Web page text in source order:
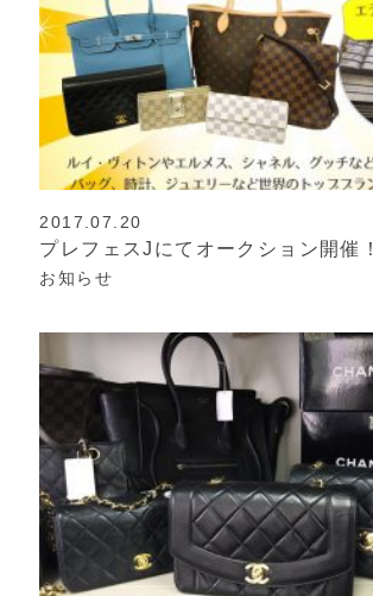
2017.07.20
プレフェスJにてオークション開催！
お知らせ